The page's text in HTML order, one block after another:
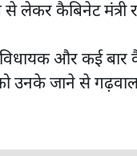
से लेकर कैबिनेट
और कई बार
उनके जाने से